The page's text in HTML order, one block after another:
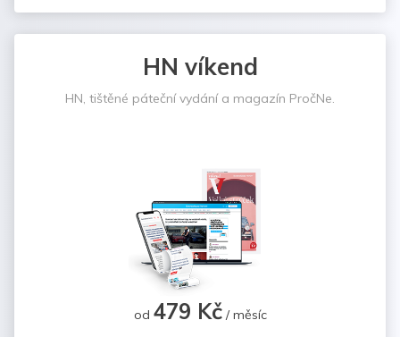
HN víkend
HN, tištěné páteční vydání a magazín PročNe.
od 479 Kč/ měsíc